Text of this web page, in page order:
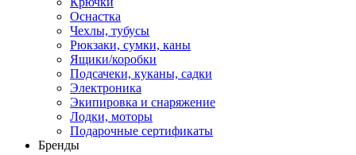
Оснастка
Чехлы, тубусы
Рюкзаки, сумки, каны
Ящики/коробки
Подсачеки, куканы, садки
Электроника
Экипировка и снаряжение
Лодки, моторы
Подарочные сертификаты
Бренды